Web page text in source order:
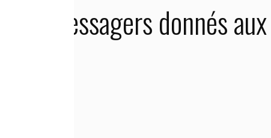
messagers donnés aux